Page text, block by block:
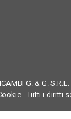
G. & G. S.R.L.
- Tutti i diritti